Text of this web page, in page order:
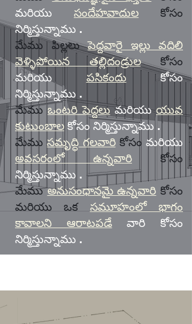
మరియు
సందేహవాదుల కోసం
నిర్మిస్తున్నాము .
మేము పిల్లలుపెద్దవారై ఇల్లు వదిలి
వెళ్ళిపోయిన తల్లిదండ్రులకోసం
మరియు
పసికందు
కోసం
నిర్మిస్తున్నాము .
మేముఒంటరి పెద్దలు మరియు యువ
కుటుంబాల కోసం నిర్మిస్తున్నాము .
మేముసమృద్ధి గలవారికోసం మరియు
అవసరంలో ఉన్నవారి కోసం
నిర్మిస్తున్నాము .
మేముఅనుసంధానమై ఉన్నవారి కోసం
మరియు ఒక సమూహంలో భాగం
కావాలని ఆరాటపడే
వారి కోసం
నిర్మిస్తున్నాము .